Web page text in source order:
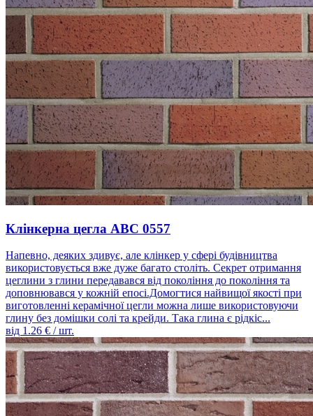
Клінкерна цегла ABC 0557
Напевно, деяких здивує, але клінкер у сфері будівництва
використовується вже дуже багато століть. Секрет отримання
цеглини з глини передавався від покоління до покоління та
доповнювався у кожній епосі.Домогтися найвищої якості при
виготовленні керамічної цегли можна лише використовуючи
глину без домішки солі та крейди. Така глина є рідкіс...
від 1.26 € / шт.